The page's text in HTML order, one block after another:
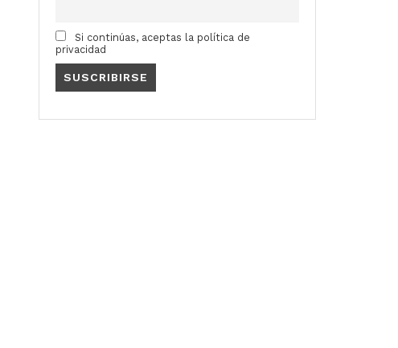
Si continúas, aceptas la política de
privacidad